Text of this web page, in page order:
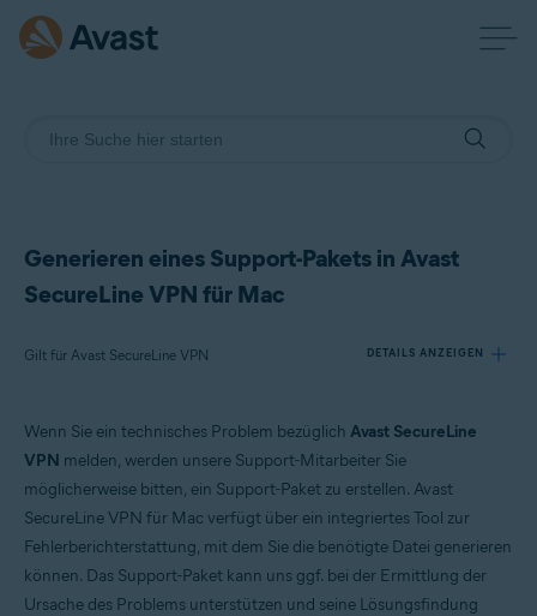
Generieren eines Support-Pakets in Avast
SecureLine VPN für Mac
Gilt für Avast SecureLine VPN DETAILS ANZEIGEN
Betriebssysteme:
Wenn Sie ein technisches Problem bezüglich Avast SecureLine
VPN melden, werden unsere Support-Mitarbeiter Sie
möglicherweise bitten, ein Support-Paket zu erstellen. Avast
SecureLine VPN für Mac verfügt über ein integriertes Tool zur
Fehlerberichterstattung, mit dem Sie die benötigte Datei generieren
können. Das Support-Paket kann uns ggf. bei der Ermittlung der
Ursache des Problems unterstützen und seine Lösungsfindung